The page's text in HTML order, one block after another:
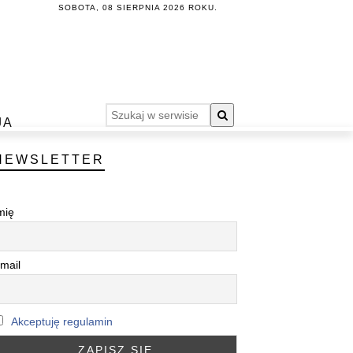
SOBOTA, 08 SIERPNIA 2026 ROKU.
Akceptuję regulamin